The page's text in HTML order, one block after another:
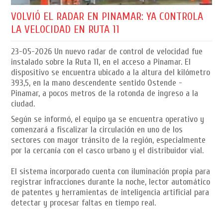
VOLVIÓ EL RADAR EN PINAMAR: YA CONTROLA
LA VELOCIDAD EN RUTA 11
23-05-2026 Un nuevo radar de control de velocidad fue
instalado sobre la Ruta 11, en el acceso a Pinamar. El
dispositivo se encuentra ubicado a la altura del kilómetro
393,5, en la mano descendente sentido Ostende -
Pinamar, a pocos metros de la rotonda de ingreso a la
ciudad.
Según se informó, el equipo ya se encuentra operativo y
comenzará a fiscalizar la circulación en uno de los
sectores con mayor tránsito de la región, especialmente
por la cercanía con el casco urbano y el distribuidor vial.
El sistema incorporado cuenta con iluminación propia para
registrar infracciones durante la noche, lector automático
de patentes y herramientas de inteligencia artificial para
detectar y procesar faltas en tiempo real.